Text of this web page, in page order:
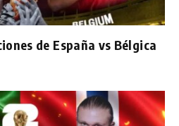
de España vs Bélgica